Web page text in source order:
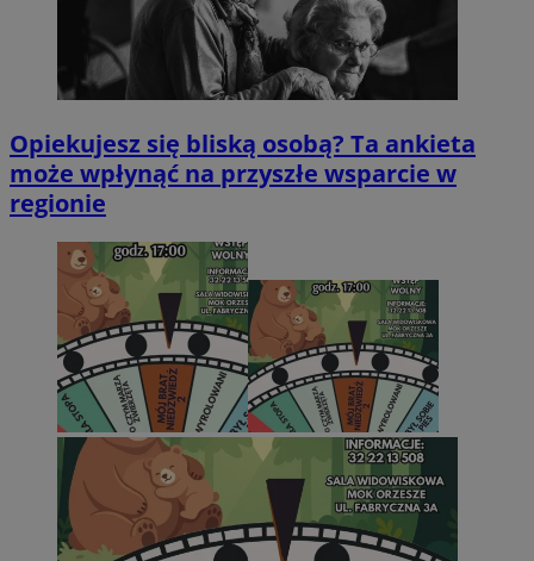
Opiekujesz się bliską osobą? Ta ankieta
może wpłynąć na przyszłe wsparcie w
regionie